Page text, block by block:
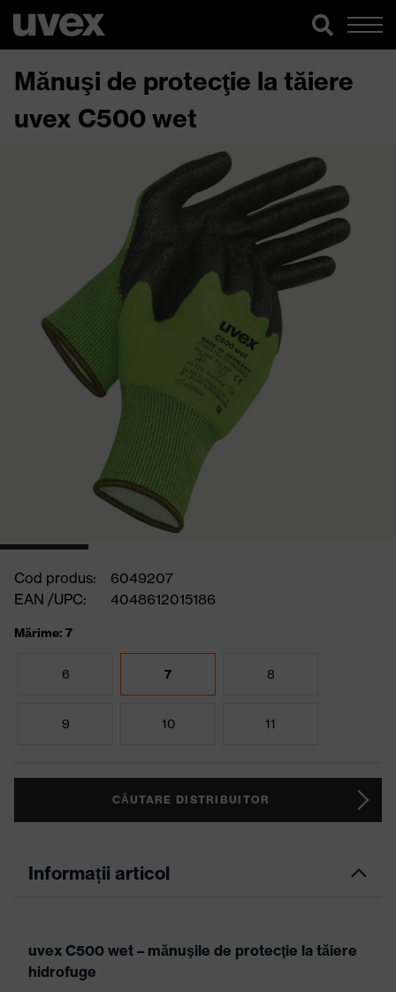
Mănuşi de protecţie la tăiere
uvex C500 wet
Cod produs:
6049207
EAN /UPC:
4048612015186
Mărime: 7
6 7 8
9 10 11
CĂUTARE DISTRIBUITOR
Informații articol
uvex C500 wet – mănuşile de protecţie la tăiere
hidrofuge